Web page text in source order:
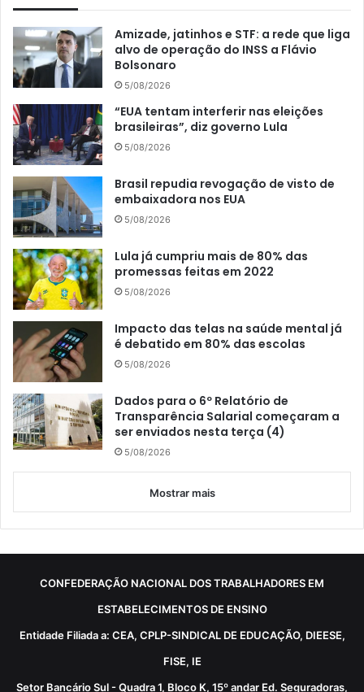
Amizade, jatinhos e STF: a rede que liga
alvo de operação do INSS a Flávio
Bolsonaro
5/08/2026
“EUA tentam interferir nas eleições
brasileiras”, diz governo Lula
5/08/2026
Brasil repudia revogação de visto de
embaixadora nos EUA
5/08/2026
Lula já cumpriu mais de 80% das
promessas feitas em 2022
5/08/2026
Impacto das telas na saúde mental já
é debatido em 80% das escolas
5/08/2026
Dados para o 6º Relatório de
Transparência Salarial começaram a
ser enviados nesta terça (4)
5/08/2026
Mostrar mais
CONFEDERAÇÃO NACIONAL DOS TRABALHADORES EM
ESTABELECIMENTOS DE ENSINO
Entidade Filiada a: CEA, CPLP-SINDICAL DE EDUCAÇÃO, DIEESE,
FISE, IE
Setor Bancário Sul - Quadra 1, Bloco K, 15º andar Ed. Seguradoras,